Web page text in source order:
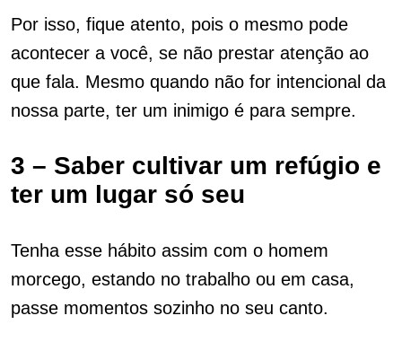
Por isso, fique atento, pois o mesmo pode
acontecer a você, se não prestar atenção ao
que fala. Mesmo quando não for intencional da
nossa parte, ter um inimigo é para sempre.
3 – Saber cultivar um refúgio e
ter um lugar só seu
Tenha esse hábito assim com o homem
morcego, estando no trabalho ou em casa,
passe momentos sozinho no seu canto.